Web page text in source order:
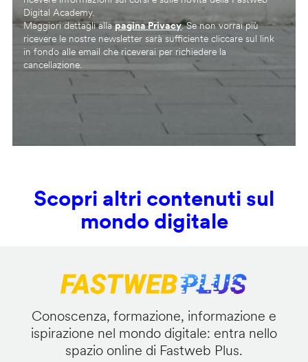
Digital Academy.
Maggiori dettagli allapagina Privacy. Se non vorrai più
ricevere le nostre newsletter sarà sufficiente cliccare sul link
in fondo alle email che riceverai per richiedere la
cancellazione.
Scopri altri contenuti sul
mondo digitale
Conoscenza, formazione, informazione e
ispirazione nel mondo digitale: entra nello
spazio online di Fastweb Plus.